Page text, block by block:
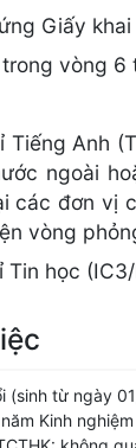
Giấy khai
vòng 6
Anh
ngoài
các đơn vị
vòng
học
(sinh từ ngày
Kinh